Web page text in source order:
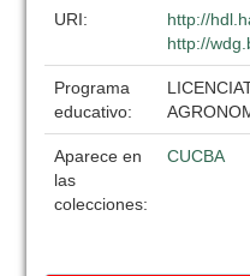
URI:
http://
http://
Programa
educativo:
Aparece en
las
colecciones:
CUCBA